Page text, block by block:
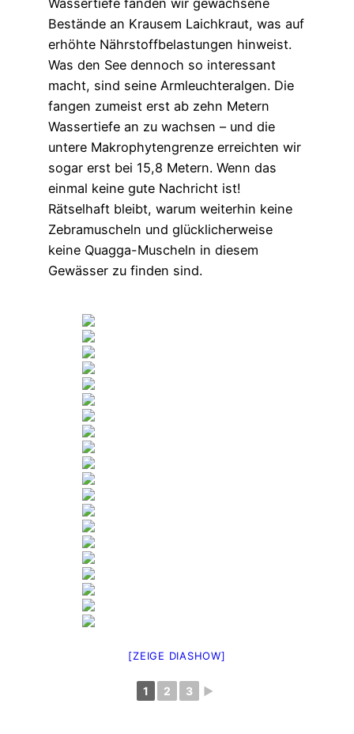
Wassertiefe fanden wir gewachsene
Bestände an Krausem Laichkraut, was auf
erhöhte Nährstoffbelastungen hinweist.
Was den See dennoch so interessant
macht, sind seine Armleuchteralgen. Die
fangen zumeist erst ab zehn Metern
Wassertiefe an zu wachsen – und die
untere Makrophytengrenze erreichten wir
sogar erst bei 15,8 Metern. Wenn das
einmal keine gute Nachricht ist!
Rätselhaft bleibt, warum weiterhin keine
Zebramuscheln und glücklicherweise
keine Quagga-Muscheln in diesem
Gewässer zu finden sind.
[ZEIGE DIASHOW]
1 2 3 ►